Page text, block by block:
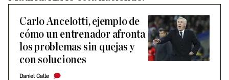
Carlo Ancelotti, ejemplo de
cómo un entrenador afronta
los problemas sin quejas y
con soluciones
Daniel Calle